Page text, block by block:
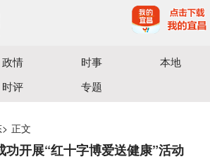
主办
政情 时事
本地
时评 专题
> 正文
功开展“红十字博爱送健康”活动